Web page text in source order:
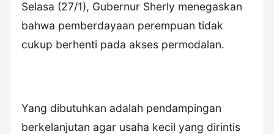
Selasa (27/1), Gubernur Sherly menegaskan
bahwa pemberdayaan perempuan tidak
cukup berhenti pada akses permodalan.
Yang dibutuhkan adalah pendampingan
berkelanjutan agar usaha kecil yang dirintis